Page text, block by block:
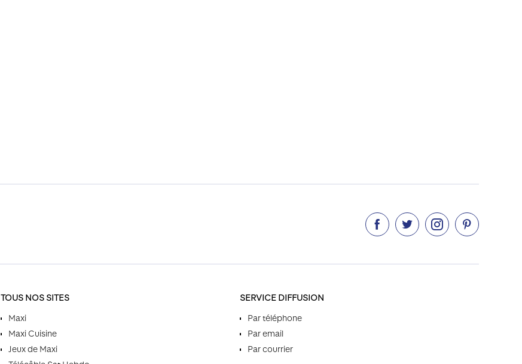
   
TOUS NOS SITES
Maxi
Maxi Cuisine
Jeux de Maxi
SERVICE DIFFUSION
Par téléphone
Par email
Par courrier